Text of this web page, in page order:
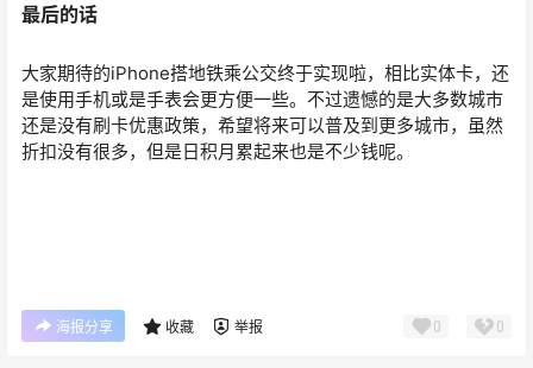
最后的话
大家期待的iPhone搭地铁乘公交终于实现啦，相比实体卡，还
是使用手机或是手表会更方便一些。不过遗憾的是大多数城市
还是没有刷卡优惠政策，希望将来可以普及到更多城市，虽然
折扣没有很多，但是日积月累起来也是不少钱呢。
海报分享 收藏 举报 0 0